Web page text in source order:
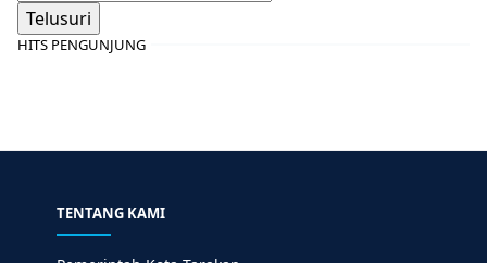
HITS PENGUNJUNG
TENTANG KAMI